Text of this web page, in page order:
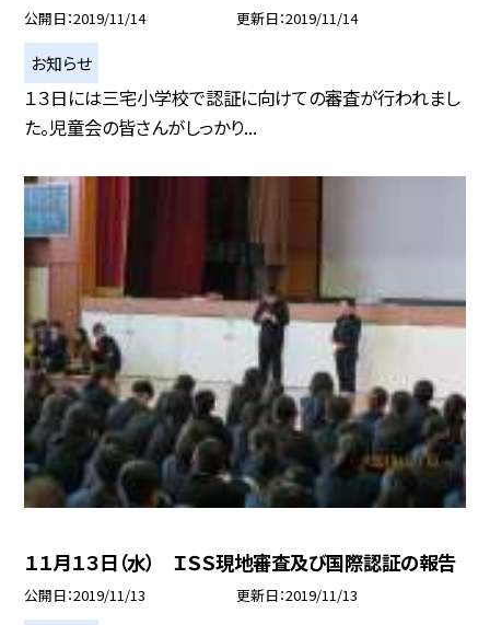
公開日 2019/11/14 更新日 2019/11/14
お知らせ
１３日には三宅小学校で認証に向けての審査が行われまし
た。児童会の皆さんがしっかり...
１１月１３日（水） ＩＳＳ現地審査及び国際認証の報告
公開日 2019/11/13 更新日 2019/11/13